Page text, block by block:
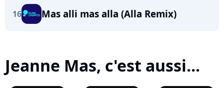
16 Mas alli mas alla (Alla Remix)
Jeanne Mas, c'est aussi...